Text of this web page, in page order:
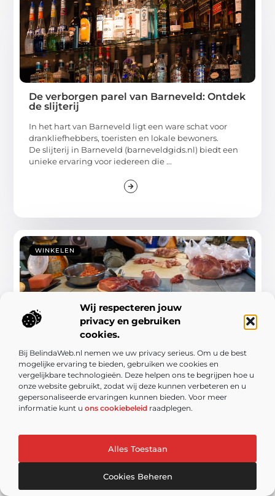
Wij respecteren jouw
privacy en gebruiken
cookies.
Bij BelindaWeb.nl nemen we uw privacy serieus. Om u de best
mogelijke ervaring te bieden, gebruiken we cookies en
vergelijkbare technologieën. Deze helpen ons te begrijpen hoe u
onze website gebruikt, zodat wij deze kunnen verbeteren en u
gepersonaliseerde ervaringen kunnen bieden. Voor meer
informatie kunt u ons cookiebeleid raadplegen.
Alles Toestaan
Cookies Beheren
De verborgen parel van Barneveld: Ontdek
de slijterij
In het hart van Barneveld ligt een ware schat voor
drankliefhebbers, toeristen en lokale bewoners.
De slijterij in Barneveld (barneveldgids.nl) biedt een
unieke ervaring voor iedereen die ...
WINKELEN
Ontdek de slager in Goes en geniet van
authentieke smaken
Goes, een charmante stad in Zeeland, staat bekend
om haar rijke geschiedenis en bruisende lokale
eetgelegenheden. Een van de meest geliefde